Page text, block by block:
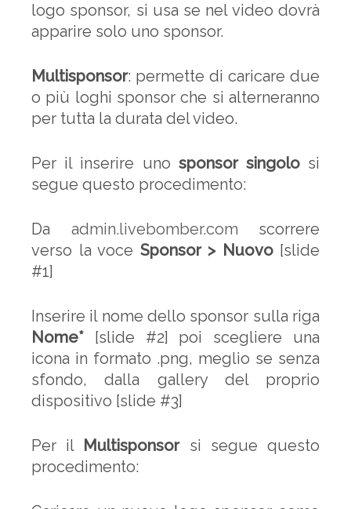
logo sponsor, si usa se nel video dovrà
apparire solo uno sponsor.
Multisponsor: permette di caricare due
o più loghi sponsor che si alterneranno
per tutta la durata del video.
Per il inserire uno sponsor singolosi
segue questo procedimento:
Da admin.livebomber.com scorrere
verso la voce Sponsor > Nuovo[slide
#1]
Inserire il nome dello sponsor sulla riga
Nome* [slide #2] poi scegliere una
icona in formato .png, meglio se senza
sfondo, dalla gallery del proprio
dispositivo [slide #3]
Per il Multisponsorsi segue questo
procedimento: